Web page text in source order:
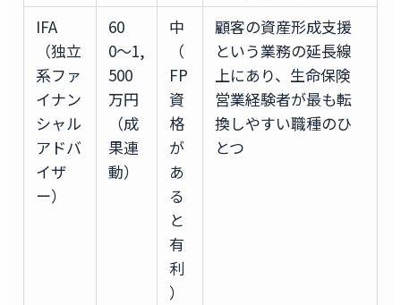
IFA
（独立
系ファ
イナン
シャル
アドバ
イザ
ー）
60
0〜1,
500
万円
（成
果連
動）
中
（
FP
資
格
が
あ
る
と
有
利
）
顧客の資産形成支援
という業務の延長線
上にあり、生命保険
営業経験者が最も転
換しやすい職種のひ
とつ